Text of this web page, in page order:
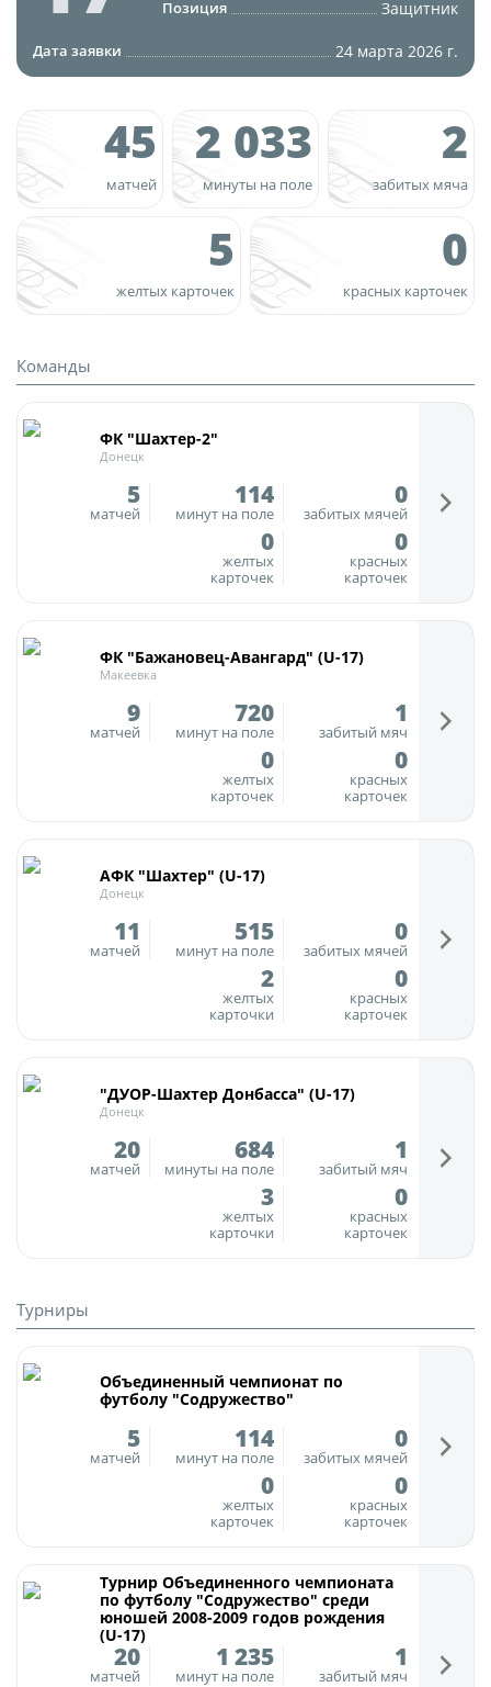
О турнире
Кубок Объединенного Чемпионата по
футболу "Содружество"
Календарь и результаты матчей
Турнирные таблицы
Дисквалификации
О турнире
Турнир Объединенного чемпионата по
футболу "Содружество" среди юношей
2009-2010 годов рождения (U-17)
Турнирная таблица
Статистика
Команды
Дисквалификации
Турнир Объединенного Чемпионата по
футболу "Содружество" среди юношей
2011-2012 годов рождения (U-15)
Календарь и результаты матчей
Турнирная таблица
Команды
Дисквалификации
Юрист
Служба безопасности
Отдел информационных технологий
Спортивный комитет
Инспекторско-судейский комитет
Учредительные документы
Позиция Защитник
Дата заявки 24 марта 2026 г.
матчей
45
минуты на поле
2 033
забитых мяча
2
желтых карточек
5
красных карточек
0
Команды
ФК "Шахтер-2"
Донецк
матчей
5
минут на поле
114
забитых мячей
0
желтых
карточек
0
красных
карточек
0
ФК "Бажановец-Авангард" (U-17)
Макеевка
матчей
9
минут на поле
720
забитый мяч
1
желтых
карточек
0
красных
карточек
0
АФК "Шахтер" (U-17)
Донецк
матчей
11
минут на поле
515
забитых мячей
0
желтых
карточки
2
красных
карточек
0
"ДУОР-Шахтер Донбасса" (U-17)
Донецк
матчей
20
минуты на поле
684
забитый мяч
1
желтых
карточки
3
красных
карточек
0
Турниры
Объединенный чемпионат по
футболу "Содружество"
матчей
5
минут на поле
114
забитых мячей
0
желтых
карточек
0
красных
карточек
0
Турнир Объединенного чемпионата
по футболу "Содружество" среди
юношей 2008-2009 годов рождения
(U-17)
матчей
20
минут на поле
1 235
забитый мяч
1